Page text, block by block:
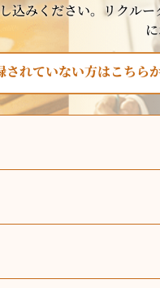
込みください。リクル
れていない方はこちら